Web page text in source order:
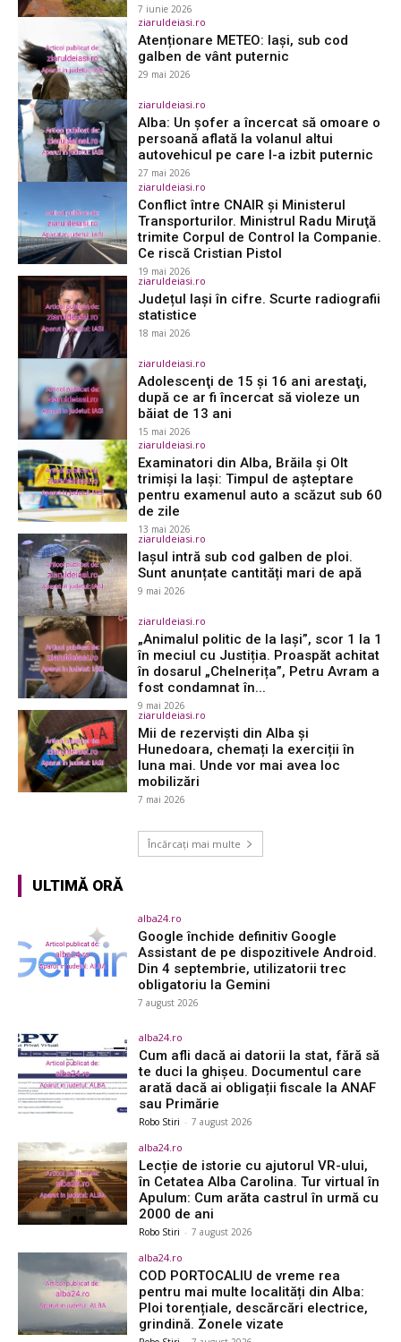
7 iunie 2026
ziaruldeiasi.ro
Atenționare METEO: Iași, sub cod
galben de vânt puternic
29 mai 2026
ziaruldeiasi.ro
Alba: Un șofer a încercat să omoare o
persoană aflată la volanul altui
autovehicul pe care l-a izbit puternic
27 mai 2026
ziaruldeiasi.ro
Conflict între CNAIR şi Ministerul
Transporturilor. Ministrul Radu Miruţă
trimite Corpul de Control la Companie.
Ce riscă Cristian Pistol
19 mai 2026
ziaruldeiasi.ro
Județul Iași în cifre. Scurte radiografii
statistice
18 mai 2026
ziaruldeiasi.ro
Adolescenţi de 15 şi 16 ani arestaţi,
după ce ar fi încercat să violeze un
băiat de 13 ani
15 mai 2026
ziaruldeiasi.ro
Examinatori din Alba, Brăila și Olt
trimiși la Iași: Timpul de așteptare
pentru examenul auto a scăzut sub 60
de zile
13 mai 2026
ziaruldeiasi.ro
Iașul intră sub cod galben de ploi.
Sunt anunțate cantități mari de apă
9 mai 2026
ziaruldeiasi.ro
„Animalul politic de la Iași”, scor 1 la 1
în meciul cu Justiția. Proaspăt achitat
în dosarul „Chelnerița”, Petru Avram a
fost condamnat în...
9 mai 2026
ziaruldeiasi.ro
Mii de rezerviști din Alba și
Hunedoara, chemați la exerciții în
luna mai. Unde vor mai avea loc
mobilizări
7 mai 2026
Încărcați mai multe
ULTIMĂ ORĂ
alba24.ro
Google închide definitiv Google
Assistant de pe dispozitivele Android.
Din 4 septembrie, utilizatorii trec
obligatoriu la Gemini
7 august 2026
alba24.ro
Cum afli dacă ai datorii la stat, fără să
te duci la ghișeu. Documentul care
arată dacă ai obligații fiscale la ANAF
sau Primărie
Robo Stiri - 7 august 2026
alba24.ro
Lecție de istorie cu ajutorul VR-ului,
în Cetatea Alba Carolina. Tur virtual în
Apulum: Cum arăta castrul în urmă cu
2000 de ani
Robo Stiri - 7 august 2026
alba24.ro
COD PORTOCALIU de vreme rea
pentru mai multe localități din Alba:
Ploi torențiale, descărcări electrice,
grindină. Zonele vizate